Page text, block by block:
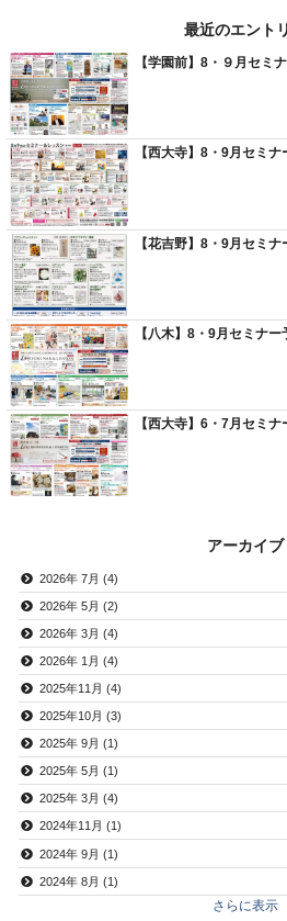
最近のエント
【学園前】8・９月セミ
【西大寺】8・9月セミナ
【花吉野】8・9月セミナ
【八木】8・9月セミナー
【西大寺】6・7月セミナ
アーカイブ
2026年 7月 (4)
2026年 5月 (2)
2026年 3月 (4)
2026年 1月 (4)
2025年11月 (4)
2025年10月 (3)
2025年 9月 (1)
2025年 5月 (1)
2025年 3月 (4)
2024年11月 (1)
2024年 9月 (1)
2024年 8月 (1)
さらに表示